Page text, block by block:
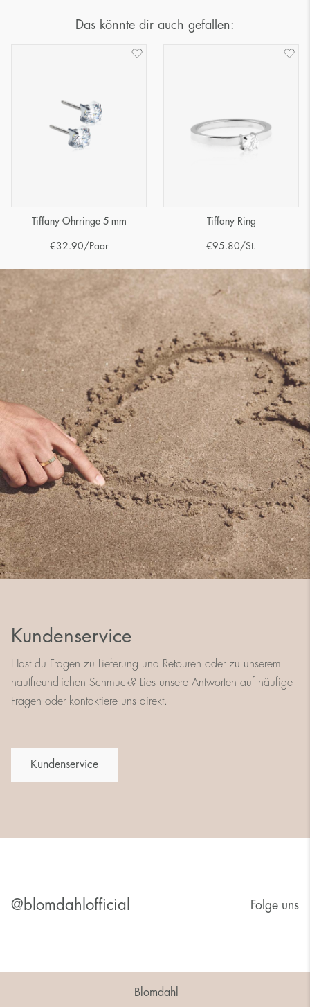
Das könnte dir auch gefallen:
Tiffany Ohrringe 5 mm
€32.90/Paar
Tiffany Ring
€95.80/St.
Kundenservice
Hast du Fragen zu Lieferung und Retouren oder zu unserem
hautfreundlichen Schmuck? Lies unsere Antworten auf häufige
Fragen oder kontaktiere uns direkt.
Kundenservice
@blomdahlofficial Folge uns
Blomdahl